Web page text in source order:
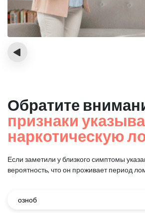
‹
Обратите
признаки
наркотическую
Если заметили у близкого симптомы
вероятность, что он проживает период
озноб